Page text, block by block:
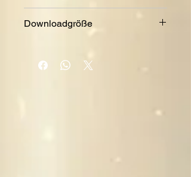
Downloadgröße